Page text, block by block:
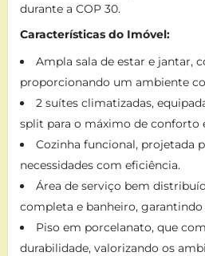
durante a COP 30.
Características do Imóvel:
Ampla sala de estar e jantar,
proporcionando um ambiente
2 suítes climatizadas,
split para o máximo de conforto
Cozinha funcional, projetada
necessidades com eficiência.
Área de serviço bem
completa e banheiro,
Piso em porcelanato, que
durabilidade, valorizando os